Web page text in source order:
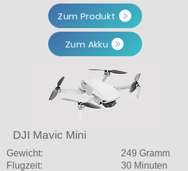
Zum Produkt
Zum Akku
DJI Mavic Mini
Gewicht:
Flugzeit:
249 Gramm
30 Minuten